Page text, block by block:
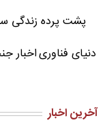
پشت پرده زندگی
دنیای فناوریاخبار
آخرین اخبار